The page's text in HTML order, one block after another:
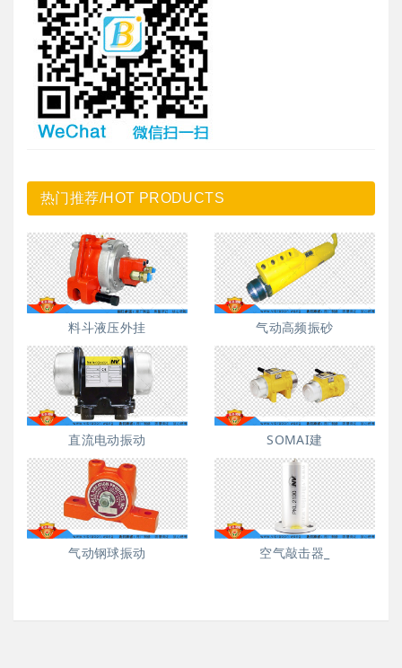
热门推荐/HOT PRODUCTS
料斗液压外挂 气动高频振砂
直流电动振动 SOMAI建
气动钢球振动 空气敲击器_